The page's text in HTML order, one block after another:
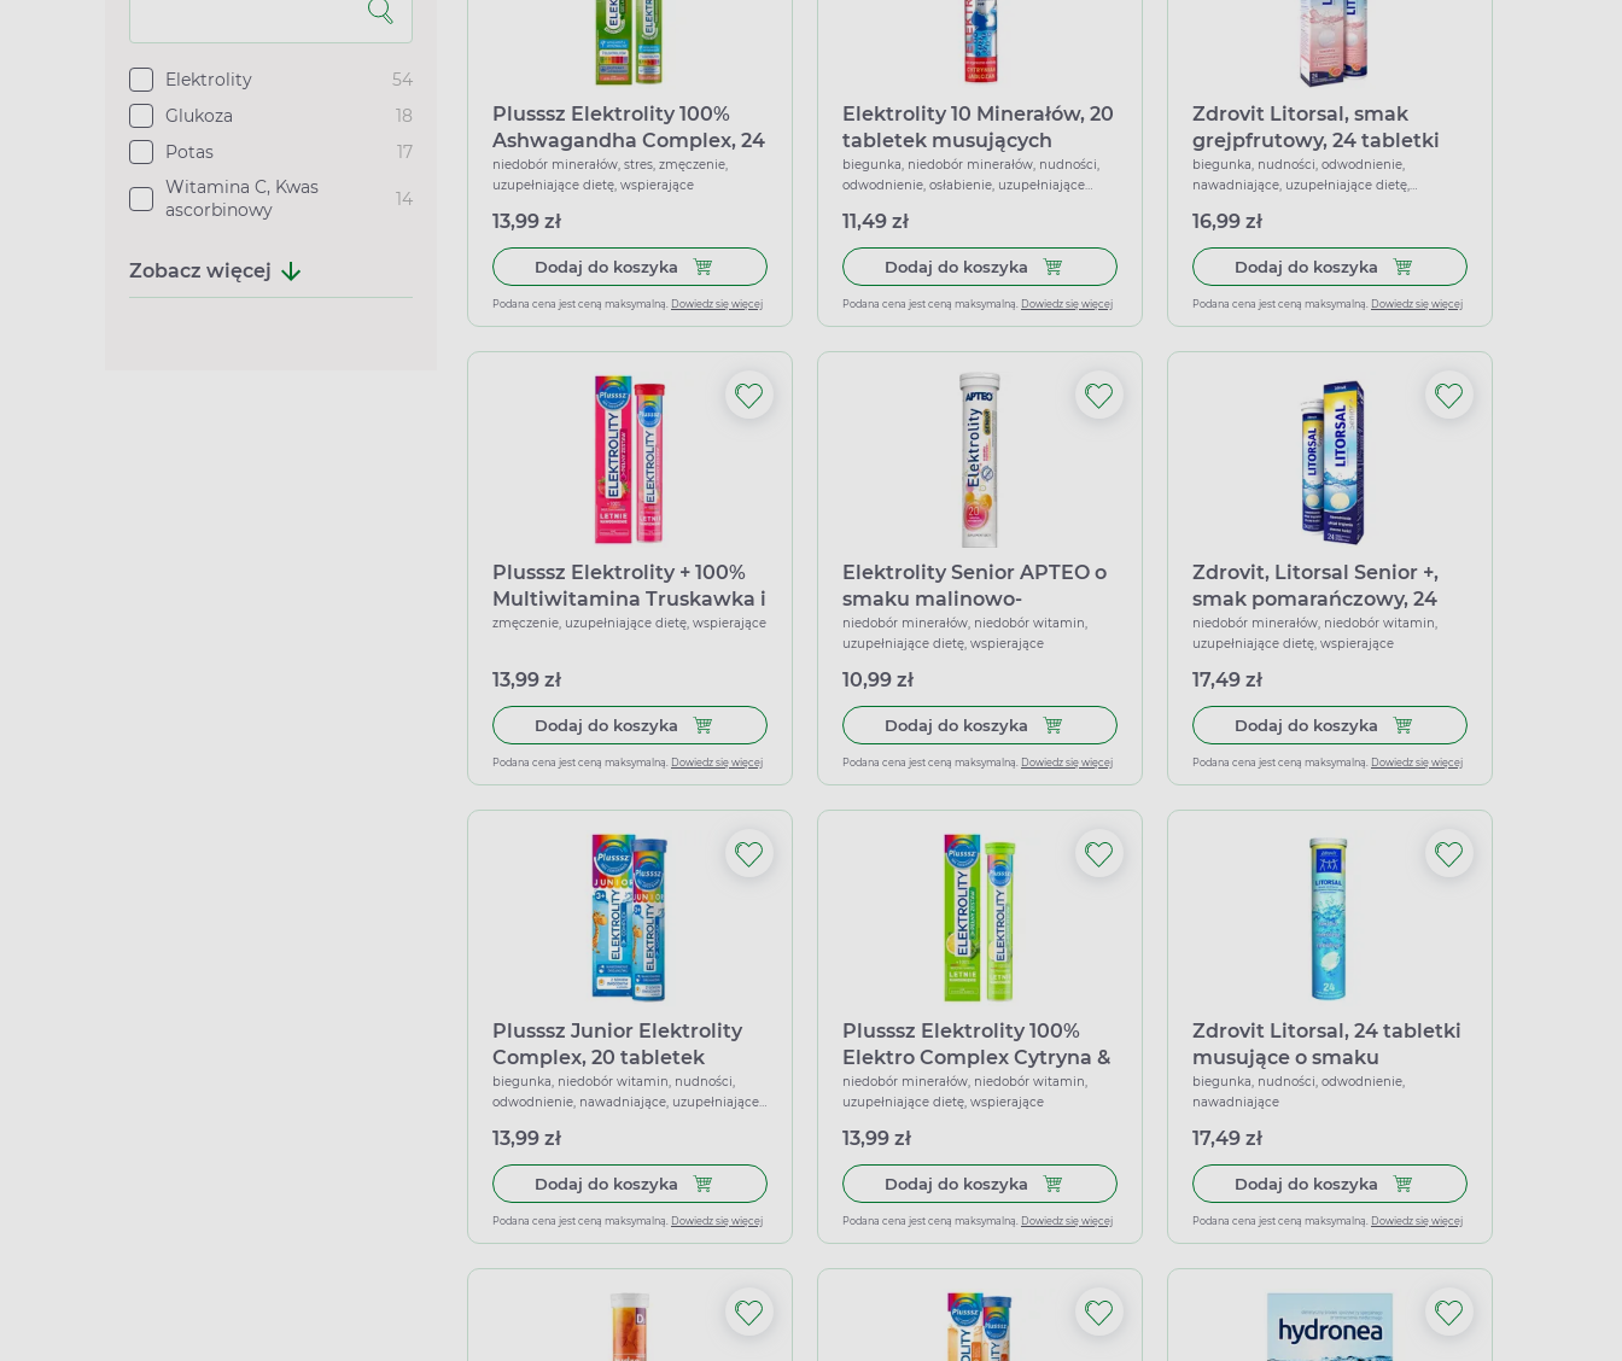
Elektrolity
54
Glukoza
18
Potas
17
Witamina C, Kwas
ascorbinowy
14
Zobacz więcej
Plusssz Elektrolity 100%
Ashwagandha Complex, 24
tabletki
niedobór minerałów, stres, zmęczenie,
uzupełniające dietę, wspierające
13,99 zł
Dodaj do koszyka Dodaj do koszyka Plusssz Elektrolity 100% Ashwagandha Complex, 24 tabletki
Podana cena jest ceną maksymalną. Dowiedz się więcej
Elektrolity 10 Minerałów, 20
tabletek musujących
biegunka, niedobór minerałów, nudności,
odwodnienie, osłabienie, uzupełniające
11,49 zł
Dodaj do koszyka Dodaj do koszyka Elektrolity 10 Minerałów, 20 tabletek musujących
Podana cena jest ceną maksymalną. Dowiedz się więcej
Zdrovit Litorsal, smak
grejpfrutowy, 24 tabletki
musujące
biegunka, nudności, odwodnienie,
nawadniające, uzupełniające dietę,
16,99 zł
Dodaj do koszyka Dodaj do koszyka Zdrovit
Podana cena jest ceną maksymalną. Dowiedz się więcej
Plusssz Elektrolity + 100%
Multiwitamina Truskawka i
Poziomka, 24 tabletki
zmęczenie, uzupełniające dietę, wspierające
13,99 zł
Dodaj do koszyka Dodaj do koszyka Plusssz Elektrolity + 100% Multiwitamina Truskawka i Poziomka, 24 tabletki musujące
Podana cena jest ceną maksymalną. Dowiedz się więcej
Elektrolity Senior APTEO o
smaku malinowo-
cytrynowym, 20 tabletek
musujących
niedobór minerałów, niedobór witamin,
uzupełniające dietę, wspierające
10,99 zł
Dodaj do koszyka Dodaj do koszyka Elektrolity Senior APTEO o smaku malinowo-
Podana cena jest ceną maksymalną. Dowiedz się więcej
Zdrovit, Litorsal Senior +,
smak pomarańczowy, 24
tabletki musujące
niedobór minerałów, niedobór witamin,
uzupełniające dietę, wspierające
17,49 zł
Dodaj do koszyka Dodaj do koszyka Zdrovit,
Podana cena jest ceną maksymalną. Dowiedz się więcej
Plusssz Junior Elektrolity
Complex, 20 tabletek
musujących
biegunka, niedobór witamin, nudności,
odwodnienie, nawadniające, uzupełniające
13,99 zł
Dodaj do koszyka Dodaj do koszyka Plusssz Junior Elektrolity Complex, 20 tabletek musujących
Podana cena jest ceną maksymalną. Dowiedz się więcej
Plusssz Elektrolity 100%
Elektro Complex Cytryna &
Mięta, 24 tabletek
musujących
niedobór minerałów, niedobór witamin,
uzupełniające dietę, wspierające
13,99 zł
Dodaj do koszyka Dodaj do koszyka Plusssz Elektrolity 100% Elektro Complex Cytryna &
Podana cena jest ceną maksymalną. Dowiedz się więcej
Zdrovit Litorsal, 24 tabletki
musujące o smaku
cytrynowo-miętowym
biegunka, nudności, odwodnienie,
nawadniające
17,49 zł
Dodaj do koszyka Dodaj do koszyka Zdrovit
Podana cena jest ceną maksymalną. Dowiedz się więcej